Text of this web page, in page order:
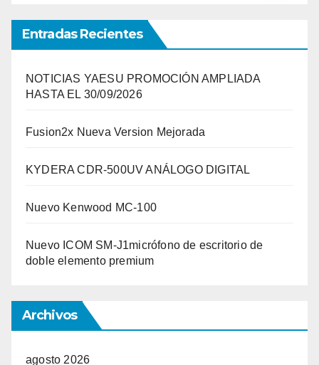
Entradas Recientes
NOTICIAS YAESU PROMOCIÓN AMPLIADA
HASTA EL 30/09/2026
Fusion2x Nueva Version Mejorada
KYDERA CDR-500UV ANÁLOGO DIGITAL
Nuevo Kenwood MC-100
Nuevo ICOM SM-J1micrófono de escritorio de
doble elemento premium
Archivos
agosto 2026